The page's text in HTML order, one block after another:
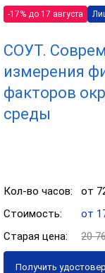
-17% до 17 августа
СОУТ.
измерения
факторов
среды
Кол-во часов:
от
Стоимость:
от
Старая цена:
20
Получить